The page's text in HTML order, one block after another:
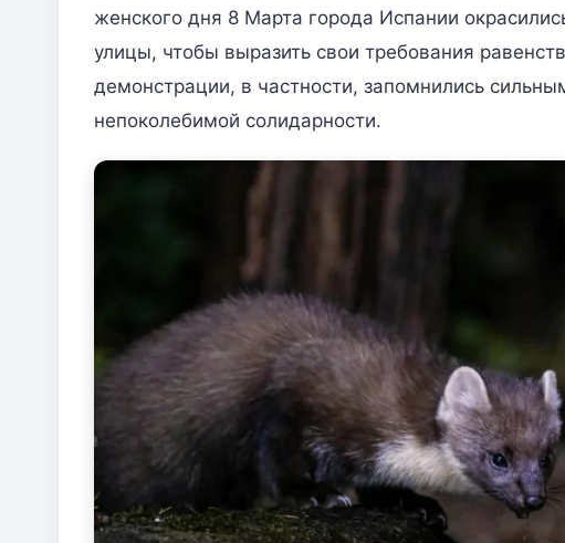
женского дня 8 Марта города Испании
улицы, чтобы выразить свои требования
демонстрации, в частности, запомнились
непоколебимой солидарности.